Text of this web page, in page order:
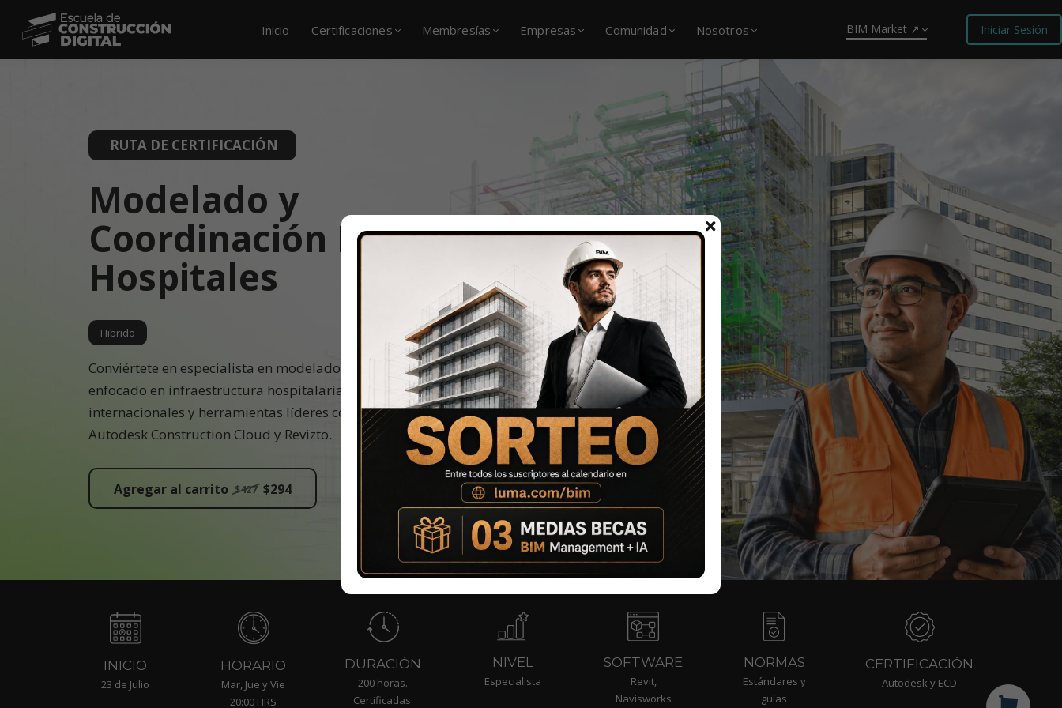
Inicio Certificaciones Membresías Empresas Comunidad Nosotros BIM Market ↗ Iniciar Sesión
RUTA DE CERTIFICACIÓN
Modelado y
Coordinación BIM de
Hospitales
Hibrido
Conviértete en especialista en modelado y coordinación BIM
enfocado en infraestructura hospitalaria, aplicando estándares
internacionales y herramientas líderes como Revit, Navisworks,
Autodesk Construction Cloud y Revizto.
Agregar al carrito $427 $294
INICIO
23 de Julio
HORARIO
Mar, Jue y Vie
20:00 HRS
DURACIÓN
200 horas.
Certificadas
NIVEL
Especialista
SOFTWARE
Revit,
Navisworks
NORMAS
Estándares y
guías
CERTIFICACIÓN
Autodesk y ECD